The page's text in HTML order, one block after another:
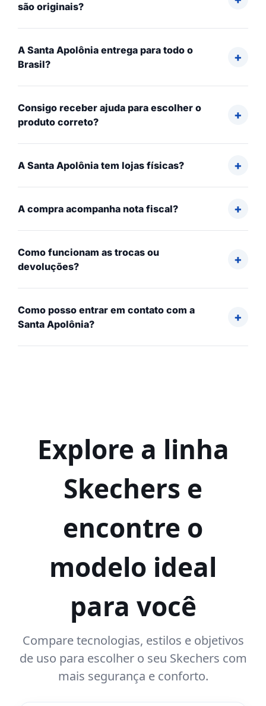
são originais?
A Santa Apolônia entrega para todo o
Brasil?
Consigo receber ajuda para escolher o
produto correto?
A Santa Apolônia tem lojas físicas?
A compra acompanha nota fiscal?
Como funcionam as trocas ou
devoluções?
Como posso entrar em contato com a
Santa Apolônia?
Explore a linha
Skechers e
encontre o
modelo ideal
para você
Compare tecnologias, estilos e objetivos
de uso para escolher o seu Skechers com
mais segurança e conforto.